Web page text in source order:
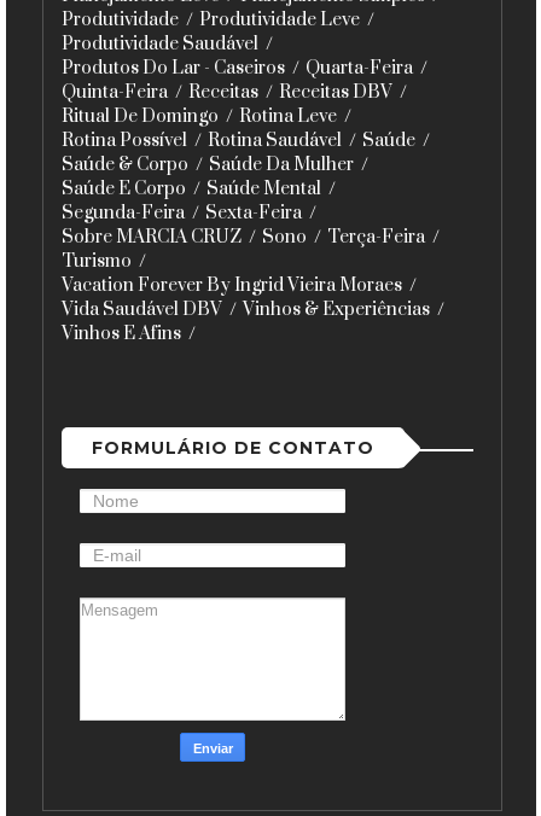
Produtividade
Produtividade Leve
Produtividade Saudável
Produtos Do Lar - Caseiros
Quarta-Feira
Quinta-Feira
Receitas
Receitas DBV
Ritual De Domingo
Rotina Leve
Rotina Possível
Rotina Saudável
Saúde
Saúde & Corpo
Saúde Da Mulher
Saúde E Corpo
Saúde Mental
Segunda-Feira
Sexta-Feira
Sobre MARCIA CRUZ
Sono
Terça-Feira
Turismo
Vacation Forever By Ingrid Vieira Moraes
Vida Saudável DBV
Vinhos & Experiências
Vinhos E Afins
FORMULÁRIO DE CONTATO